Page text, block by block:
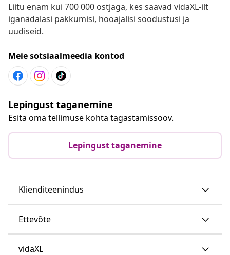
Liitu enam kui 700 000 ostjaga, kes saavad vidaXL-ilt
iganädalasi pakkumisi, hooajalisi soodustusi ja
uudiseid.
Meie sotsiaalmeedia kontod
Lepingust taganemine
Esita oma tellimuse kohta tagastamissoov.
Lepingust taganemine
Klienditeenindus
Ettevõte
vidaXL